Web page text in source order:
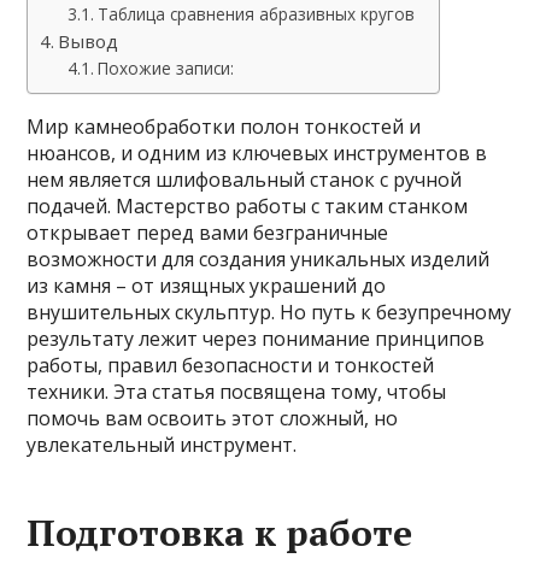
Таблица сравнения абразивных кругов
Вывод
Похожие записи:
Мир камнеобработки полон тонкостей и
нюансов, и одним из ключевых инструментов в
нем является шлифовальный станок с ручной
подачей. Мастерство работы с таким станком
открывает перед вами безграничные
возможности для создания уникальных изделий
из камня – от изящных украшений до
внушительных скульптур. Но путь к безупречному
результату лежит через понимание принципов
работы, правил безопасности и тонкостей
техники. Эта статья посвящена тому, чтобы
помочь вам освоить этот сложный, но
увлекательный инструмент.
Подготовка к работе